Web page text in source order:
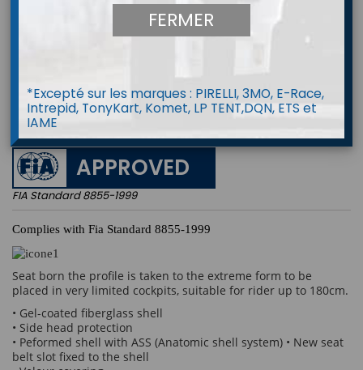
Baquet ATECH Extreme S2
APPROVED
FIA Standard 8855-1999
Complies with Fia Standard 8855-1999
Seat born the profile is taken to the extreme form to be
placed in very limited cockpits, suitable for rider up to 180cm.
• Gel-coated fiberglass shell
• Side head protection
• Peformed shell with ASS (Anatomic shell system) • New seat
belt slot fixed to the shell
FERMER
*Excepté sur les marques : PIRELLI, 3MO, E-Race,
Intrepid, TonyKart, Komet, LP TENT,DQN, ETS et
IAME